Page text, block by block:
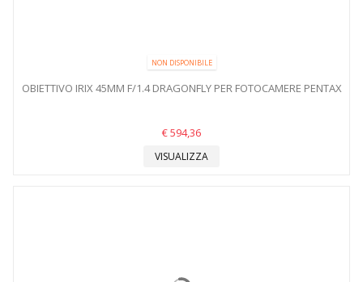
NON DISPONIBILE
OBIETTIVO IRIX 45MM F/1.4 DRAGONFLY PER FOTOCAMERE PENTAX
€ 594,36
VISUALIZZA